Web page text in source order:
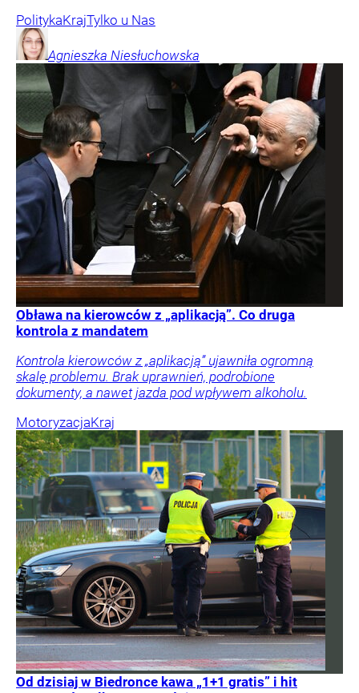
PolitykaKrajTylko u Nas
Agnieszka Niesłuchowska
Obława na kierowców z „aplikacją”. Co druga
kontrola z mandatem
Kontrola kierowców z „aplikacją” ujawniła ogromną
skalę problemu. Brak uprawnień, podrobione
dokumenty, a nawet jazda pod wpływem alkoholu.
MotoryzacjaKraj
Od dzisiaj w Biedronce kawa „1+1 gratis” i hit